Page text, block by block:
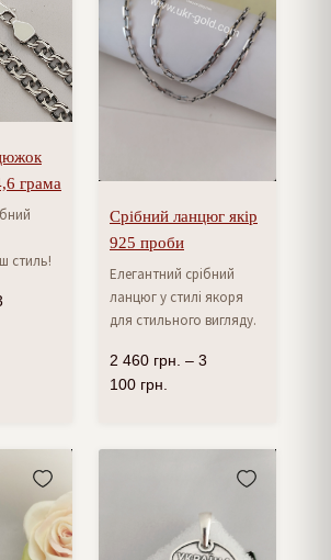
грама
стиль!
Срібний ланцюг якір
925 проби
Елегантний срібний
ланцюг у стилі якоря
для стильного вигляду.
2 460 грн. – 3
100 грн.